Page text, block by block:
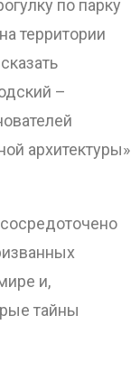
по парку
территории
–
архитектуры»
и,
тайны